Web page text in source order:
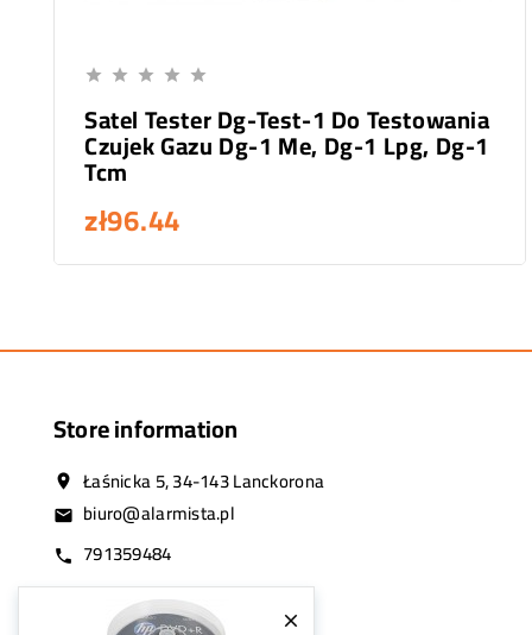

    
Satel Tester Dg-Test-1 Do Testowania
Czujek Gazu Dg-1 Me, Dg-1 Lpg, Dg-1
Tcm
zł96.44
Store information
location_on Łaśnicka 5, 34-143 Lanckorona
email biuro@alarmista.pl
call 791359484